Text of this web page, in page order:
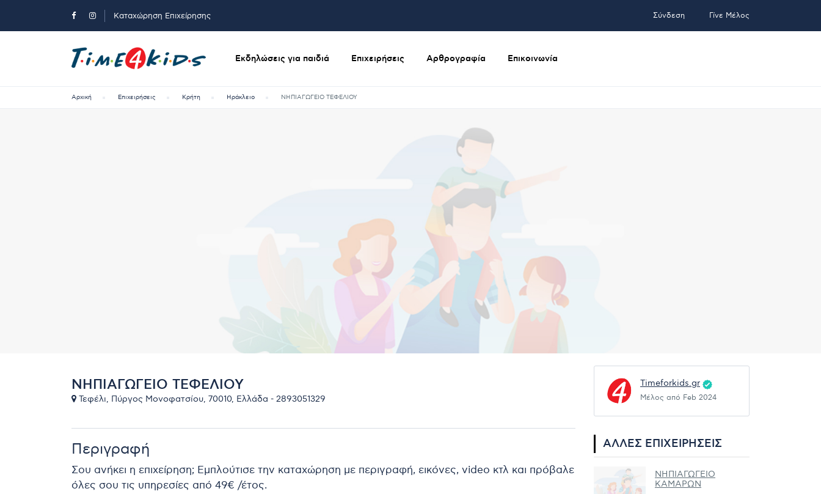
Καταχώρηση Επιχείρησης Σύνδεση Γίνε Μέλος
Εκδηλώσεις για παιδιά Επιχειρήσεις Αρθρογραφία Επικοινωνία
Αρχική Επιχειρήσεις Κρήτη Ηράκλειο ΝΗΠΙΑΓΩΓΕΙΟ ΤΕΦΕΛΙΟΥ
ΝΗΠΙΑΓΩΓΕΙΟ ΤΕΦΕΛΙΟΥ
Τεφέλι, Πύργος Μονοφατσίου, 70010, Ελλάδα - 2893051329
Περιγραφή
Σου ανήκει η επιχείρηση; Εμπλούτισε την καταχώρηση με περιγραφή, εικόνες, video κτλ και πρόβαλε
όλες σου τις υπηρεσίες από 49€ /έτος.
Timeforkids.gr
Μέλος από Feb 2024
ΆΛΛΕΣ ΕΠΙΧΕΙΡΉΣΕΙΣ
ΝΗΠΙΑΓΩΓΕΙΟ
ΚΑΜΑΡΩΝ